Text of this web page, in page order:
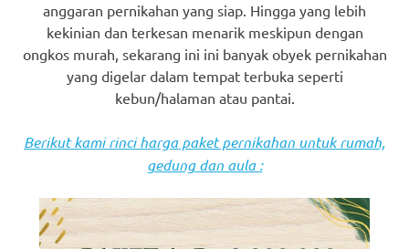
anggaran pernikahan yang siap. Hingga yang lebih
kekinian dan terkesan menarik meskipun dengan
ongkos murah, sekarang ini ini banyak obyek pernikahan
yang digelar dalam tempat terbuka seperti
kebun/halaman atau pantai.
Berikut kami rinci harga paket pernikahan untuk rumah,
gedung dan aula :